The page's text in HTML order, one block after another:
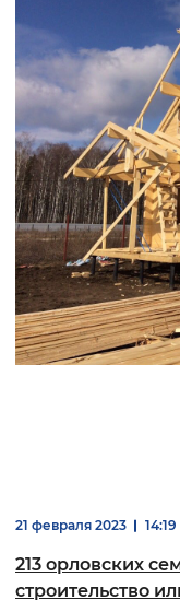
21 февраля 2023 14:19
213 орловских
строительство